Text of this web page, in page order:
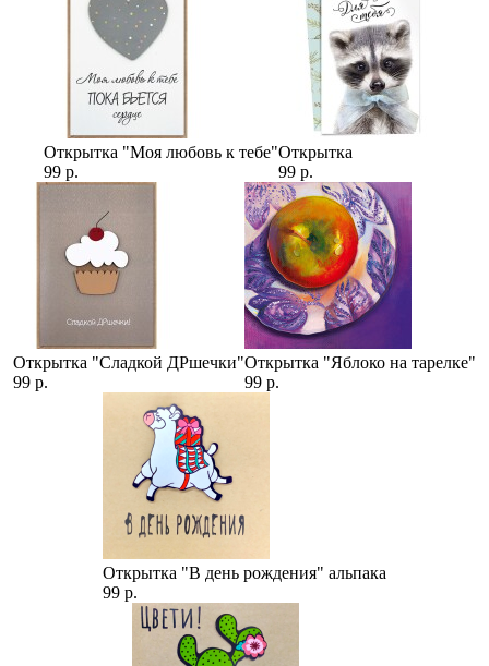
Открытка "Моя любовь к тебе"
99 р.
Открытка
99 р.
Открытка "Сладкой ДРшечки"
99 р.
Открытка "Яблоко на тарелке"
99 р.
Открытка "В день рождения" альпака
99 р.